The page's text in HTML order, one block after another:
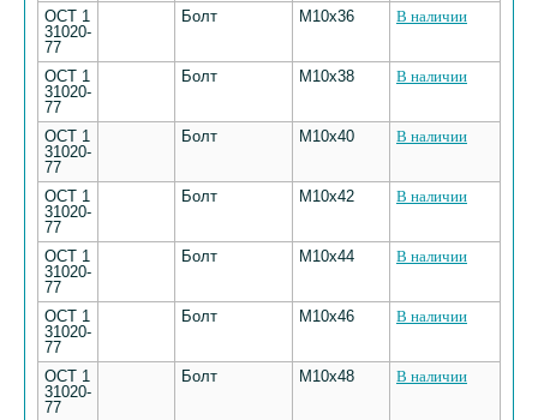
ОСТ 1
31020-
77
Болт M10х36 В наличии
ОСТ 1
31020-
77
Болт M10х38 В наличии
ОСТ 1
31020-
77
Болт M10х40 В наличии
ОСТ 1
31020-
77
Болт M10х42 В наличии
ОСТ 1
31020-
77
Болт M10х44 В наличии
ОСТ 1
31020-
77
Болт M10х46 В наличии
ОСТ 1
31020-
77
Болт M10х48 В наличии